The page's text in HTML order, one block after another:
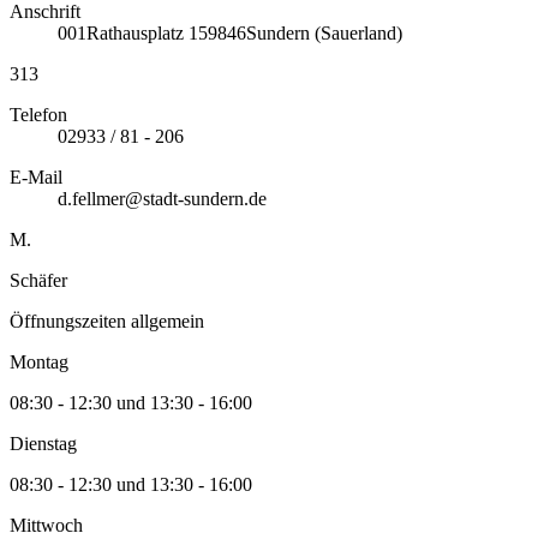
Anschrift
001Rathausplatz 1 59846Sundern (Sauerland)
313
Telefon
02933 / 81 - 206
E-Mail
d.fellmer@stadt-sundern.de
M.
Schäfer
Öffnungszeiten allgemein
Montag
08:30 - 12:30 und 13:30 - 16:00
Dienstag
08:30 - 12:30 und 13:30 - 16:00
Mittwoch